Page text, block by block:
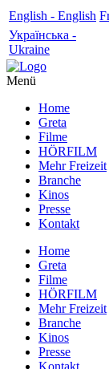
English - English
Українська -
Ukraine
Menü
Home
Greta
Filme
HÖRFILM
Mehr Freizeit
Branche
Kinos
Presse
Kontakt
Home
Greta
Filme
HÖRFILM
Mehr Freizeit
Branche
Kinos
Presse
Kontakt